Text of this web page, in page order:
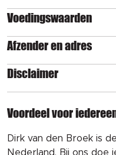
Voedingswaarden
Afzender en adres
Disclaimer
Voordeel voor
Dirk van den Broek is
Nederland. Bij ons doe